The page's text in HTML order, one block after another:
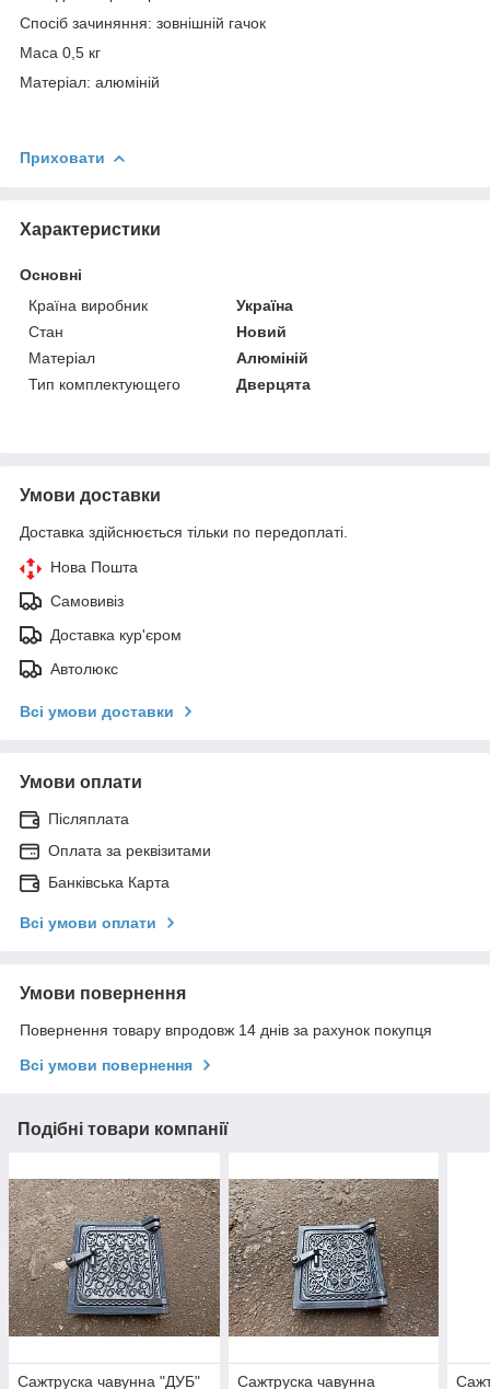
Спосіб зачиняння: зовнішній гачок
Маса 0,5 кг
Матеріал: алюміній
Приховати
Характеристики
Основні
Країна виробник
Україна
Стан
Новий
Матеріал
Алюміній
Тип комплектующего
Дверцята
Умови доставки
Доставка здійснюється тільки по передоплаті.
Нова Пошта
Самовивіз
Доставка кур'єром
Автолюкс
Всі умови доставки
Умови оплати
Післяплата
Оплата за реквізитами
Банківська Карта
Всі умови оплати
Умови повернення
Повернення товару впродовж 14 днів за рахунок покупця
Всі умови повернення
Подібні товари компанії
Сажтруска чавунна "ДУБ" Сажтруска чавунна